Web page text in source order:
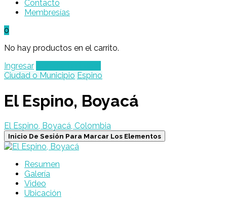
Contacto
Membresías
0
No hay productos en el carrito.
Ingresar
Ciudad o Municipio Espino
El Espino, Boyacá
El Espino, Boyacá, Colombia
Inicio De Sesión Para Marcar Los Elementos
Resumen
Galería
Video
Ubicación